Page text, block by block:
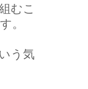
むこ
。
う気